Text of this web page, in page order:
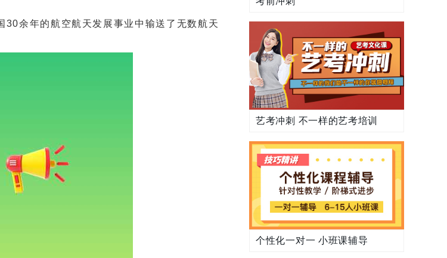
余年的航空航天发展事业中输送了无数航天
艺考冲刺 不一样的艺考培训
个性化一对一 小班课辅导